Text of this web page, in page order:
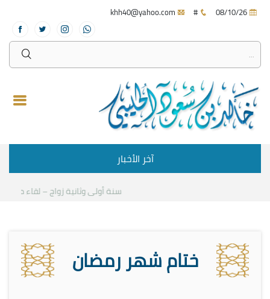
#
آخر الأخبار
سنة أولى وثانية زواج – لقاء مع
ختام شهر رمضان